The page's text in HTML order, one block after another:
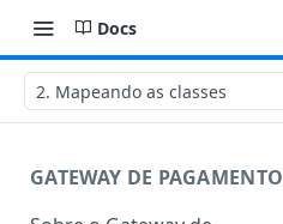
Docs
2. Mapeando as classes
GATEWAY DE PAGAMENTO